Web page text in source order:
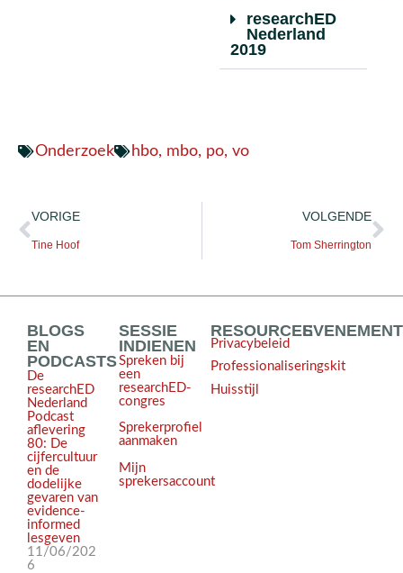
researchED
Nederland
2019
Onderzoek hbo, mbo, po, vo
VORIGE
Tine Hoof
VOLGENDE
Tom Sherrington
BLOGS
EN
PODCASTS
De
researchED
Nederland
Podcast
aflevering
80: De
cijfercultuur
en de
dodelijke
gevaren van
evidence-
informed
lesgeven
11/06/202
6
SESSIE
INDIENEN
Spreken bij
een
researchED-
congres
Sprekerprofiel
aanmaken
Mijn
sprekersaccount
RESOURCES
Privacybeleid
Professionaliseringskit
Huisstijl